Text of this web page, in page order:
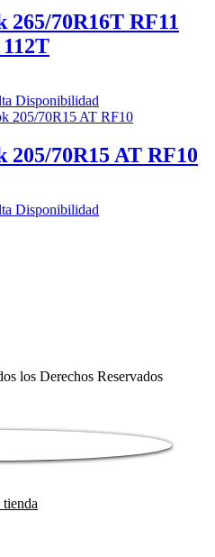
265/70R16T RF11
Disponibilidad
70R15 AT RF10
Disponibilidad
los Derechos Reservados
tienda